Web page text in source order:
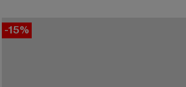
-15%